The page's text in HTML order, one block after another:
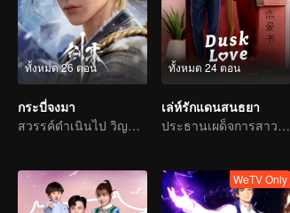
ทั้งหมด 26 ตอน
กระบี่จงมา
สวรรค์ดำเนินไป วิญญูชนยึดมั่นความมุมานะไม่ท้อถอย
ทั้งหมด 24 ตอน
เล่ห์รักแดนสนธยา
ประธานเผด็จการสาวตกหลุมพรางสัญญารัก
WeTV Only